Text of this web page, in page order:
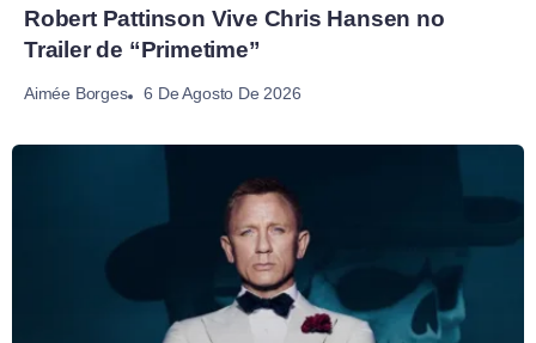
Robert Pattinson Vive Chris Hansen no
Trailer de “Primetime”
Aimée Borges 6 De Agosto De 2026